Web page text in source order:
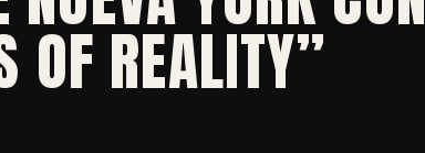
OF REALITY”